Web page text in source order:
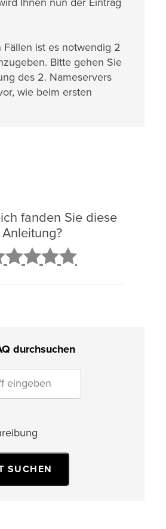
Fällen ist es notwendig 2
Bitte gehen Sie
des 2. Nameservers
wie beim ersten
fanden Sie diese
Anleitung?
durchsuchen
SUCHEN